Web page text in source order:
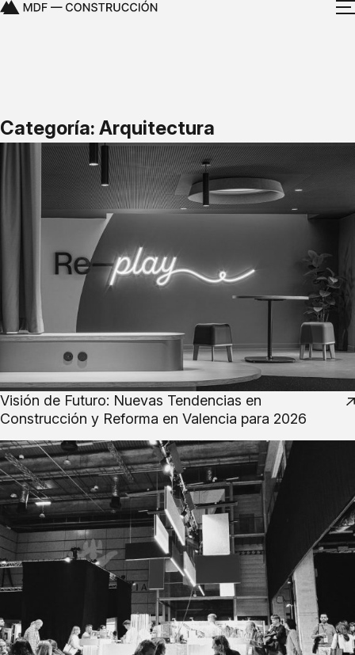
Categoría: Arquitectura
Visión de Futuro: Nuevas Tendencias en
Construcción y Reforma en Valencia para 2026